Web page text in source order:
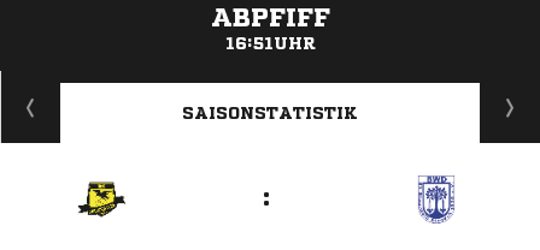
ABPFIFF
16:51UHR
ANZEIGE
SAISONSTATISTIK
: